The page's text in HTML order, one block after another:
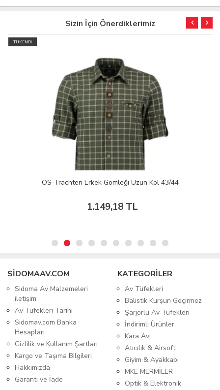
Sizin İçin Önerdiklerimiz
TÜKENDİ
OS-Trachten Erkek Gömleği Uzun Kol 43/44
1.149,18 TL
SIDOMAAV.COM
Sidoma Av Malzemeleri
iletişim
Av Tüfekleri Tarihi
Sidomav.com Banka
Hesapları
Gizlilik ve Kullanım Şartları
Kargo ve Taşıma Bilgileri
Hakkımızda
Garanti ve İade
KATEGORİLER
Av Tüfekleri
Balistik Kurşun Geçirmez
Şarjörlü Av Tüfekleri
İndirimli Ürünler
Kara Avı
Atıcılık & Airsoft
Giyim & Ayakkabı
MKE MERMİLER
Optik & Elektronik